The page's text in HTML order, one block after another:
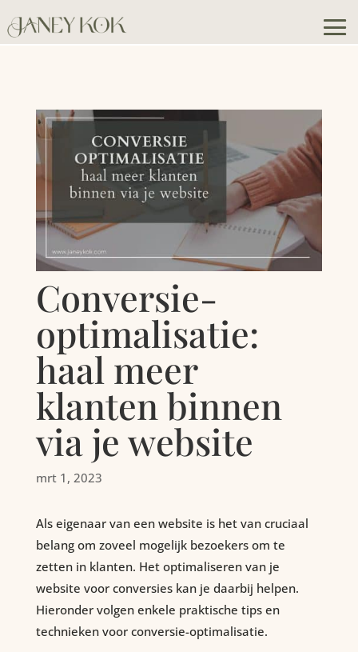
Conversie-
optimalisatie:
haal meer
klanten binnen
via je website
mrt 1, 2023
Als eigenaar van een website is het van cruciaal
belang om zoveel mogelijk bezoekers om te
zetten in klanten. Het optimaliseren van je
website voor conversies kan je daarbij helpen.
Hieronder volgen enkele praktische tips en
technieken voor conversie-optimalisatie.